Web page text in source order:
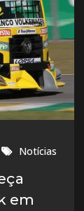
Notícias
em